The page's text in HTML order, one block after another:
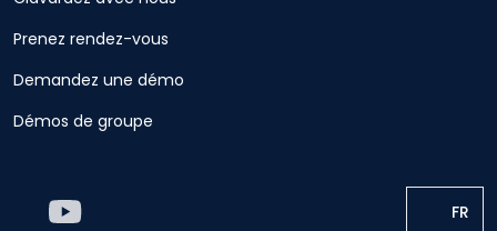
Prenez rendez-vous
Demandez une démo
Démos de groupe
FR